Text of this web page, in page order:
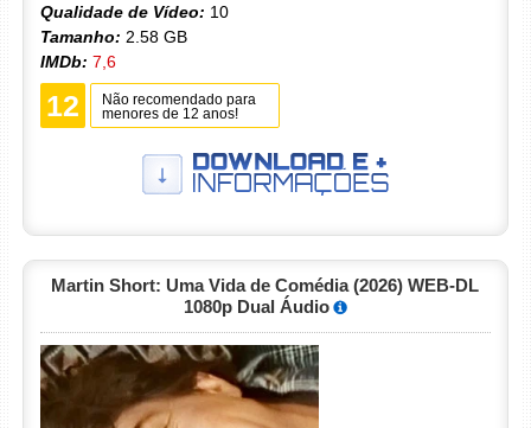
Qualidade de Vídeo: 10
Tamanho: 2.58 GB
IMDb: 7,6
12
Não recomendado para
menores de 12 anos!
Martin Short: Uma Vida de Comédia (2026) WEB-DL
1080p Dual Áudio